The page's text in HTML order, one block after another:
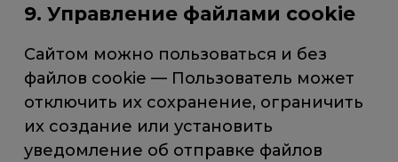
9. Управление файлами cookie
Сайтом можно пользоваться и без
файлов cookie — Пользователь может
отключить их сохранение, ограничить
их создание или установить
уведомление об отправке файлов